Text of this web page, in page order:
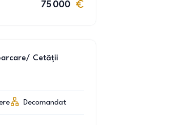
75 000
Cetății
Decomandat